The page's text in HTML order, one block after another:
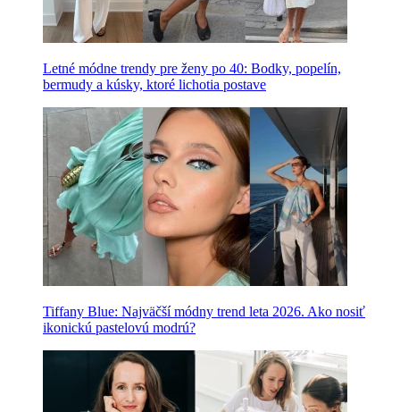
Letné módne trendy pre ženy po 40: Bodky, popelín,
bermudy a kúsky, ktoré lichotia postave
Tiffany Blue: Najväčší módny trend leta 2026. Ako nosiť
ikonickú pastelovú modrú?